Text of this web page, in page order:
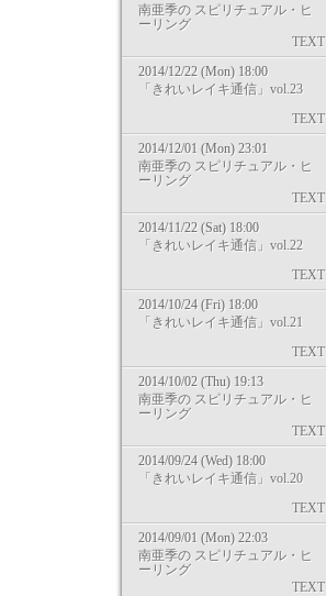
南亜季の スピリチュアル・ヒ
ーリング
TEXT
2014/12/22 (Mon) 18:00
「きれいレイキ通信」vol.23
TEXT
2014/12/01 (Mon) 23:01
南亜季の スピリチュアル・ヒ
ーリング
TEXT
2014/11/22 (Sat) 18:00
「きれいレイキ通信」vol.22
TEXT
2014/10/24 (Fri) 18:00
「きれいレイキ通信」vol.21
TEXT
2014/10/02 (Thu) 19:13
南亜季の スピリチュアル・ヒ
ーリング
TEXT
2014/09/24 (Wed) 18:00
「きれいレイキ通信」vol.20
TEXT
2014/09/01 (Mon) 22:03
南亜季の スピリチュアル・ヒ
ーリング
TEXT